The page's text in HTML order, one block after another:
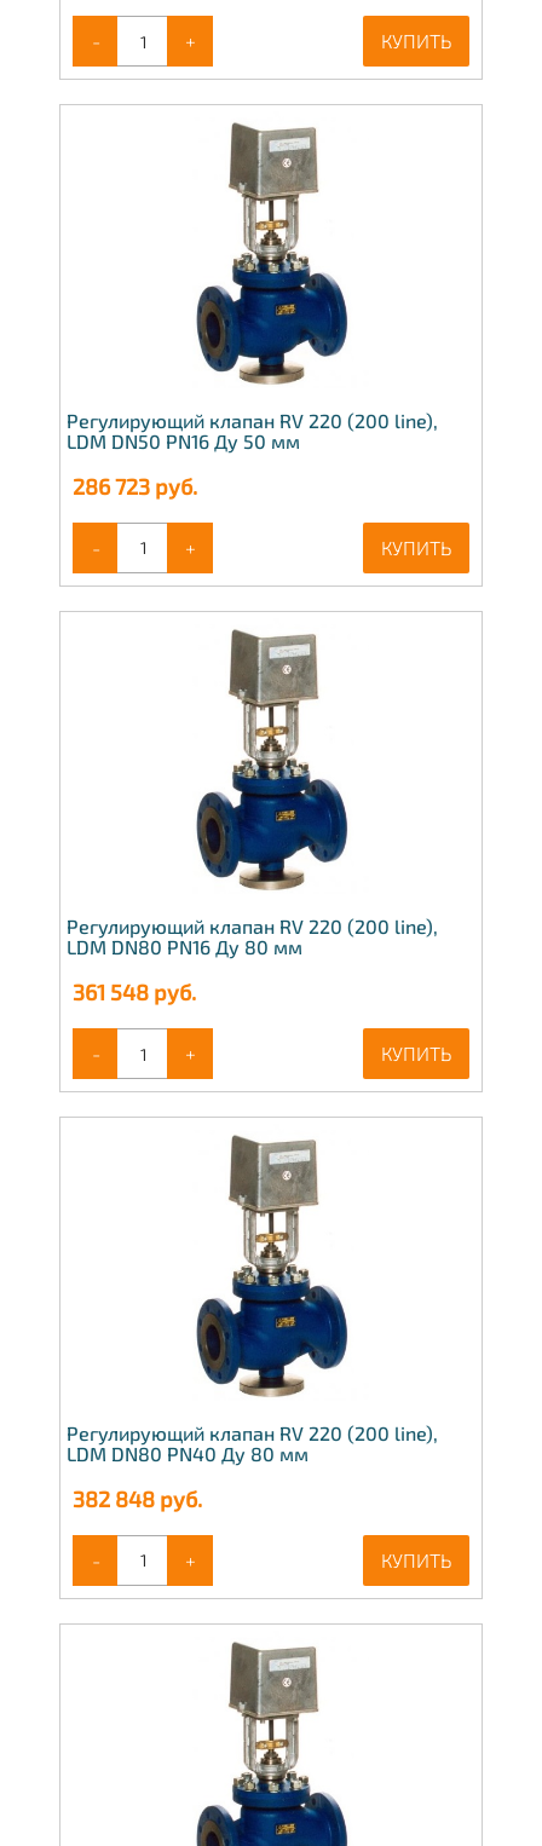
- + КУПИТЬ
Регулирующий клапан RV 220 (200 line),
LDM DN50 PN16 Ду 50 мм
286 723 руб.
- + КУПИТЬ
Регулирующий клапан RV 220 (200 line),
LDM DN80 PN16 Ду 80 мм
361 548 руб.
- + КУПИТЬ
Регулирующий клапан RV 220 (200 line),
LDM DN80 PN40 Ду 80 мм
382 848 руб.
- + КУПИТЬ